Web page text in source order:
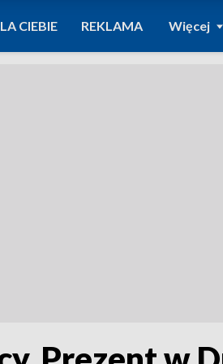
CIEBIE REKLAMA Więcej